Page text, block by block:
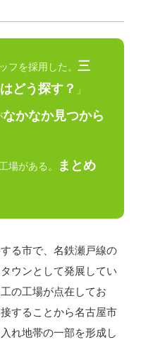
フを採用した。 三
どう探す？ 」
なかなか見つから
場がある。
まとめ
る市で、名鉄瀬戸線の
ウンとして発展してい
の工場が点在してお
することから名古屋市
れ地帯の一部を形成し